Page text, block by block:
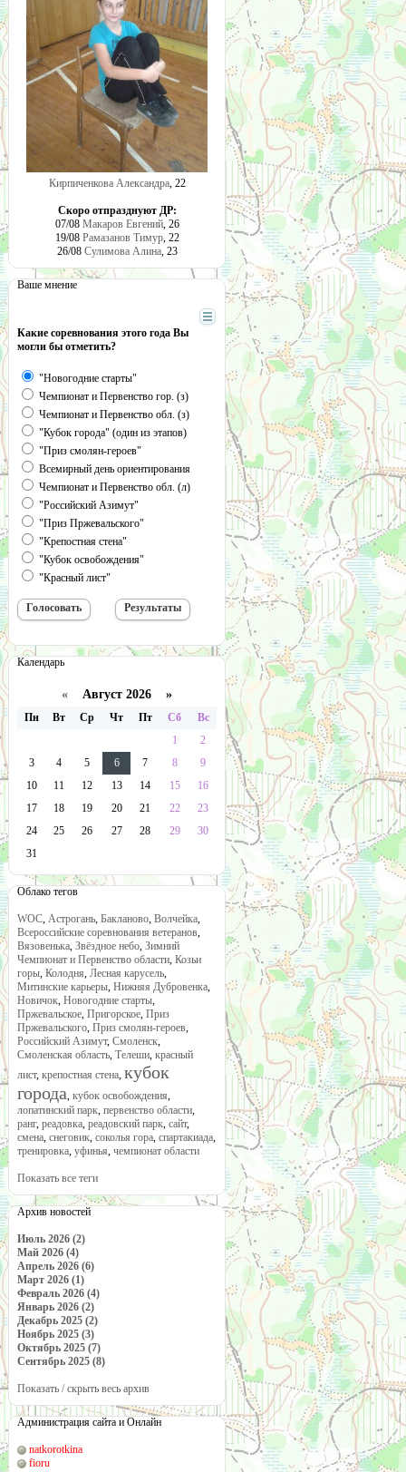
Кирпиченкова Александра, 22
Скоро отпразднуют ДР:
07/08 Макаров Евгений, 26
19/08 Рамазанов Тимур, 22
26/08 Сулимова Алина, 23
Ваше мнение
Какие соревнования этого года Вы
могли бы отметить?
"Новогодние старты"
Чемпионат и Первенство гор. (з)
Чемпионат и Первенство обл. (з)
"Кубок города" (один из этапов)
"Приз смолян-героев"
Всемирный день ориентирования
Чемпионат и Первенство обл. (л)
"Российский Азимут"
"Приз Пржевальского"
"Крепостная стена"
"Кубок освобождения"
"Красный лист"
Календарь
« Август 2026 »
Пн Вт Ср Чт Пт Сб
Вс
1
2
3
4 5 6 7 8
9
10
11 12 13 14 15
16
17
18 19 20 21 22
23
24
25 26 27 28 29
30
31
Облако тегов
WOC, Астрогань, Бакланово, Волчейка,
Всероссийские соревнования ветеранов,
Вязовенька, Звёздное небо, Зимний
Чемпионат и Первенство области, Козьи
горы, Колодня, Лесная карусель,
Митинские карьеры, Нижняя Дубровенка,
Новичок, Новогодние старты,
Пржевальское, Пригорское, Приз
Пржевальского, Приз смолян-героев,
Российский Азимут, Смоленск,
Смоленская область, Телеши, красный
лист, крепостная стена, кубок
города, кубок освобождения,
лопатинский парк, первенство области,
ранг, реадовка, реадовский парк, сайт,
смена, снеговик, соколья гора, спартакиада,
тренировка, уфинья, чемпионат области
Показать все теги
Архив новостей
Июль 2026 (2)
Май 2026 (4)
Апрель 2026 (6)
Март 2026 (1)
Февраль 2026 (4)
Январь 2026 (2)
Декабрь 2025 (2)
Ноябрь 2025 (3)
Октябрь 2025 (7)
Сентябрь 2025 (8)
Показать / скрыть весь архив
Администрация сайта и Онлайн
natkorotkina
fioru